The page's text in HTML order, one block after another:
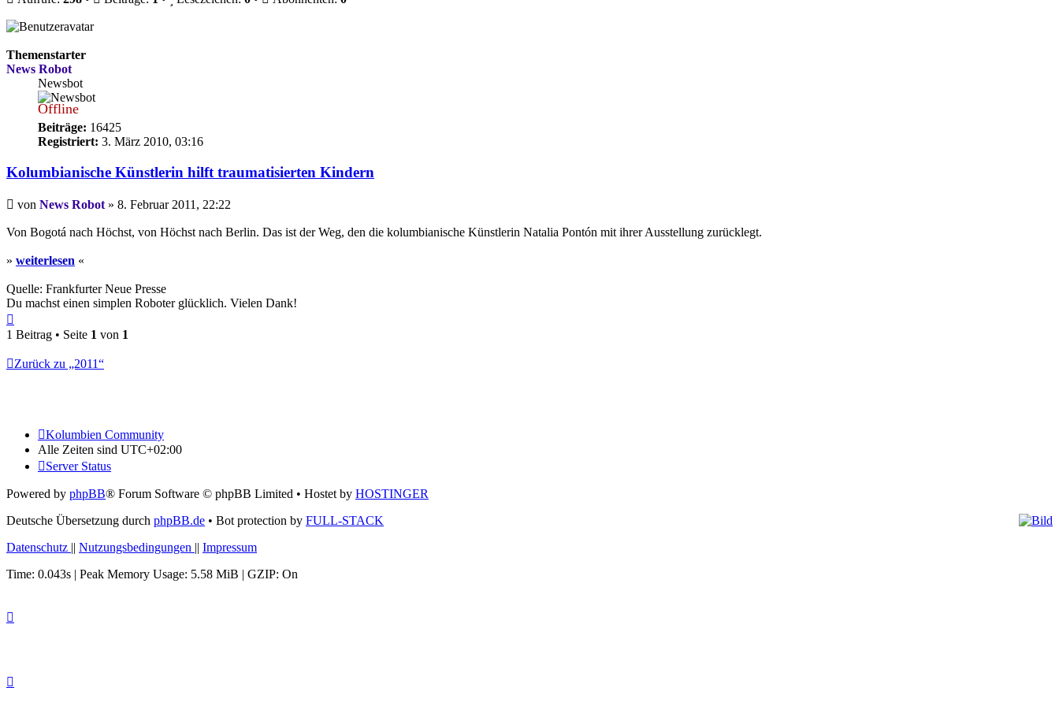
Themenstarter
News Robot
Newsbot
Offline
Beiträge: 16425
Registriert: 3. März 2010, 03:16
Kolumbianische Künstlerin hilft traumatisierten Kindern
Beitrag
von News Robot » 8. Februar 2011, 22:22
Von Bogotá nach Höchst, von Höchst nach Berlin. Das ist der Weg, den die kolumbianische Künstlerin Natalia Pontón mit ihrer Ausstellung zurücklegt.
» weiterlesen «
Quelle: Frankfurter Neue Presse
Du machst einen simplen Roboter glücklich. Vielen Dank!
oben
1 Beitrag • Seite 1 von 1
Zurück zu „2011“
Kolumbien Community
Alle Zeiten sind UTC+02:00
Server Status
Powered by phpBB® Forum Software © phpBB Limited • Hostet by HOSTINGER
Deutsche Übersetzung durch phpBB.de • Bot protection by FULL-STACK
Datenschutz || Nutzungsbedingungen || Impressum
Time: 0.043s | Peak Memory Usage: 5.58 MiB | GZIP: On